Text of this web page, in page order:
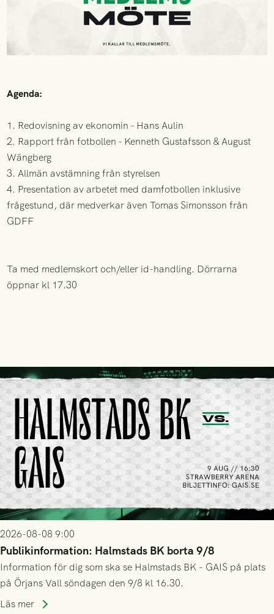
Agenda:
1. Redovisning av ekonomin - Hans Aulin
2. Rapport från fotbollen - Kenneth Gustafsson & August
Wängberg
3. Allmän avstämning från styrelsen
4. Presentation av arbetet med damfotbollen inklusive
frågestund, där medverkar även Tomas Simonsson från
GDFF
Ta med medlemskort och/eller id-handling. Dörrarna
öppnar kl 17.30
2026-08-08 9:00
Publikinformation: Halmstads BK borta 9/8
Information för dig som ska se Halmstads BK - GAIS på plats
på Örjans Vall söndagen den 9/8 kl 16.30.
Läs mer